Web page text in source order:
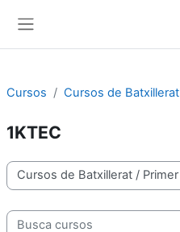
Cursos Cursos de Batxillerat
1KTEC
Categories de cursos
Busca cursos